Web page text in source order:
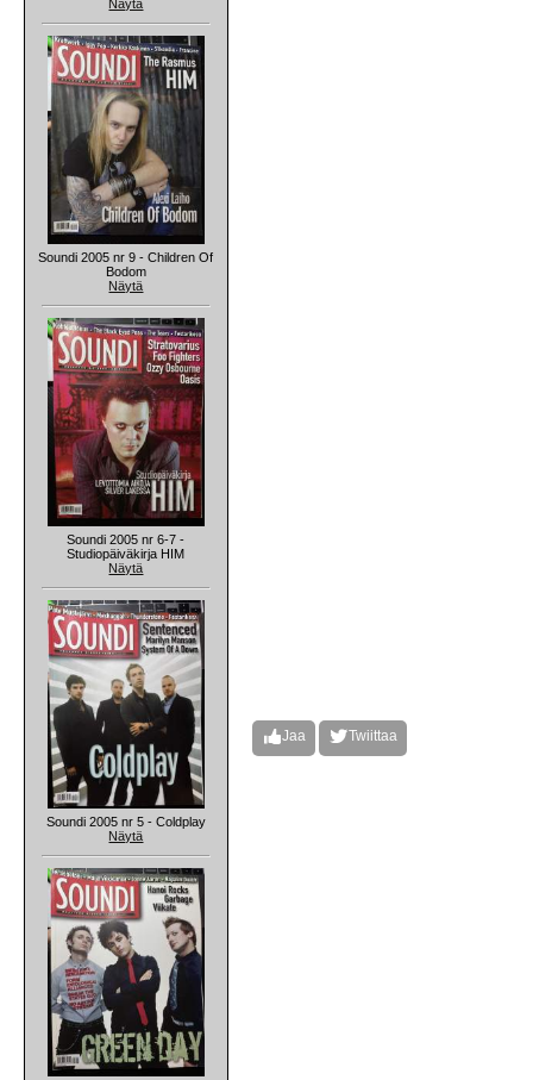
Näytä
Soundi 2005 nr 9 - Children Of
Bodom
Näytä
Soundi 2005 nr 6-7 -
Studiopäiväkirja HIM
Näytä
Soundi 2005 nr 5 - Coldplay
Näytä
Jaa Twiittaa